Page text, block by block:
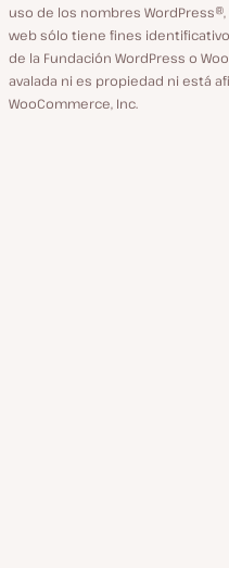
uso de los nombres
web sólo tiene fines
de la Fundación WordPress o
avalada ni es propiedad ni está
WooCommerce, Inc.